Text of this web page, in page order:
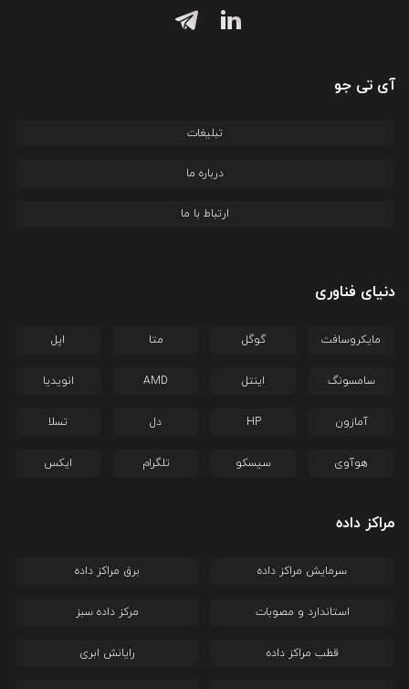
آی تی جو
تبلیغات
درباره ما
ارتباط با ما
دنیای فناوری
مایکروسافت گوگل متا اپل
سامسونگ اینتل AMD انویدیا
آمازون HP دل تسلا
هوآوی سیسکو تلگرام ایکس
مراکز داده
سرمایش مراکز داده برق مراکز داده
استاندارد و مصوبات مرکز داده سبز
قطب مراکز داده رایانش ابری